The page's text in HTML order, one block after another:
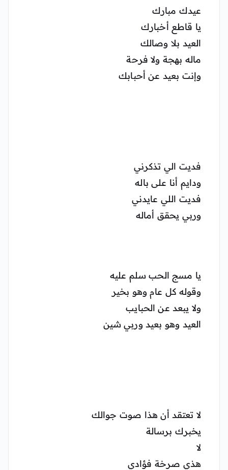
عيدك مبارك
يا قاطع أخبارك
العيد بلا وصالك
ماله بهجة ولا فرحة
وإنت بعيد عن أحبابك
فديت الي تذكرني
ودايم أنا على باله
فديت اللي عايدني
وربي يحقق أماله
يا مسج الحب سلم عليه
وقوله كل عام وهو بخير
ولا يبعد عن الحبايب
العيد وهو بعيد وربي شين
لا تعتقد أن هذا صوت جوالك
يخبرك برسالة
لا
هذي صرخة فؤادي